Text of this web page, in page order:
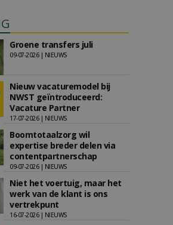
Groene transfers juli
09-07-2026 | NIEUWS
Nieuw vacaturemodel bij
NWST geïntroduceerd:
Vacature Partner
17-07-2026 | NIEUWS
Boomtotaalzorg wil
expertise breder delen via
contentpartnerschap
09-07-2026 | NIEUWS
Niet het voertuig, maar het
werk van de klant is ons
vertrekpunt
16-07-2026 | NIEUWS